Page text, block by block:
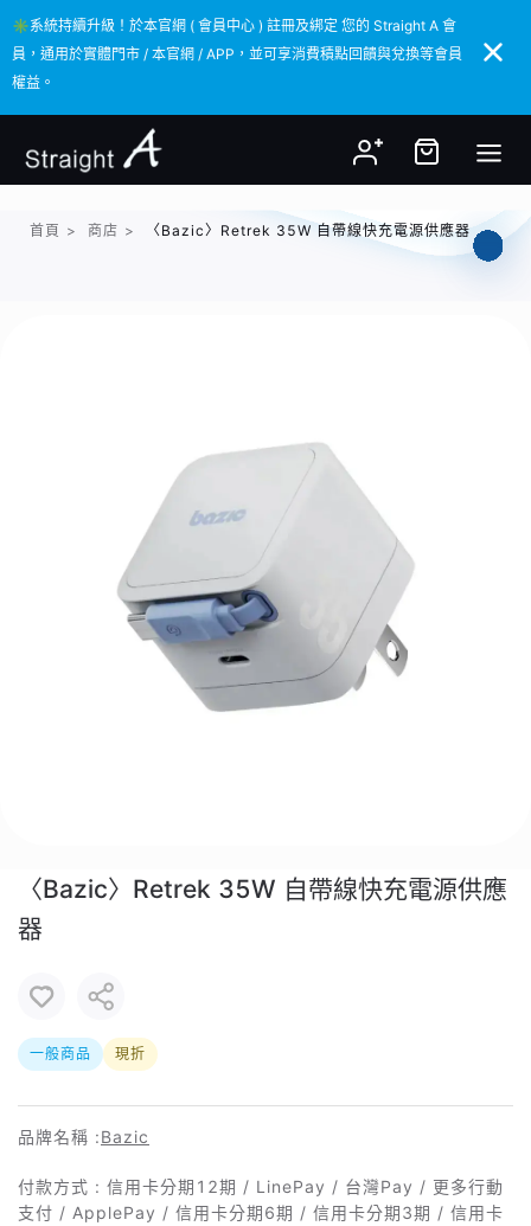
✳️系統持續升級！於本官網 ( 會員中心 ) 註冊及綁定 您的 Straight A 會
員，通用於實體門市 / 本官網 / APP，並可享消費積點回饋與兌換等會員
權益。
✳️系統持續升級！於本官網 ( 會員中心 ) 註冊及綁定 您的 Straight A 會
員，通用於實體門市 / 本官網 / APP，並可享消費積點回饋與兌換等會員
權益。
首頁 > 商店 > 〈Bazic〉Retrek 35W 自帶線快充電源供應器
〈Bazic〉Retrek 35W 自帶線快充電源供應
器
一般商品 現折
品牌名稱 :Bazic
付款方式 : 信用卡分期12期 / LinePay / 台灣Pay / 更多行動
支付 / ApplePay / 信用卡分期6期 / 信用卡分期3期 / 信用卡